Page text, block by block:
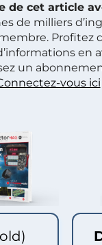
de cet article
de milliers
Profitez
un
vous ici